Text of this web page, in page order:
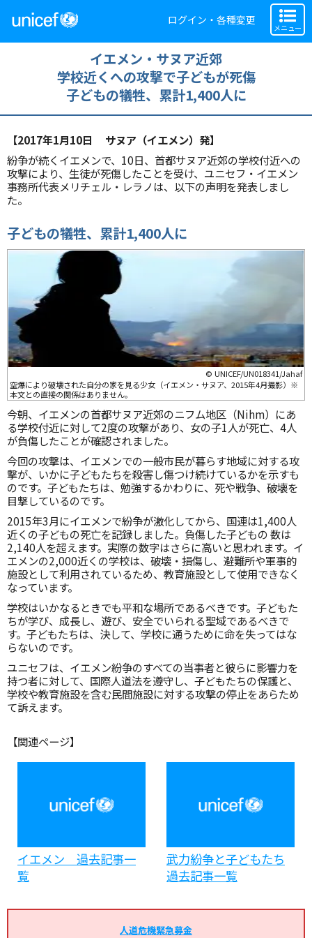
ログイン・各種変更
メニュー
イエメン・サヌア近郊
学校近くへの攻撃で子どもが死傷
子どもの犠牲、累計1,400人に
【2017年1月10日 サヌア（イエメン）発】
紛争が続くイエメンで、10日、首都サヌア近郊の学校付近への
攻撃により、生徒が死傷したことを受け、ユニセフ・イエメン
事務所代表メリチェル・レラノは、以下の声明を発表しまし
た。
子どもの犠牲、累計1,400人に
© UNICEF/UN018341/Jahaf
空爆により破壊された自分の家を見る少女（イエメン・サヌア、2015年4月撮影）※
本文との直接の関係はありません。
今朝、イエメンの首都サヌア近郊のニフム地区（Nihm）にあ
る学校付近に対して2度の攻撃があり、女の子1人が死亡、4人
が負傷したことが確認されました。
今回の攻撃は、イエメンでの一般市民が暮らす地域に対する攻
撃が、いかに子どもたちを殺害し傷つけ続けているかを示すも
のです。子どもたちは、勉強するかわりに、死や戦争、破壊を
目撃しているのです。
2015年3月にイエメンで紛争が激化してから、国連は1,400人
近くの子どもの死亡を記録しました。負傷した子どもの 数は
2,140人を超えます。実際の数字はさらに高いと思われます。イ
エメンの2,000近くの学校は、破壊・損傷し、避難所や軍事的
施設として利用されているため、教育施設として使用できなく
なっています。
学校はいかなるときでも平和な場所であるべきです。子どもた
ちが学び、成長し、遊び、安全でいられる聖域であるべきで
す。子どもたちは、決して、学校に通うために命を失ってはな
らないのです。
ユニセフは、イエメン紛争のすべての当事者と彼らに影響力を
持つ者に対して、国際人道法を遵守し、子どもたちの保護と、
学校や教育施設を含む民間施設に対する攻撃の停止をあらため
て訴えます。
【関連ページ】
イエメン 過去記事一
覧
武力紛争と子どもたち
過去記事一覧
人道危機緊急募金